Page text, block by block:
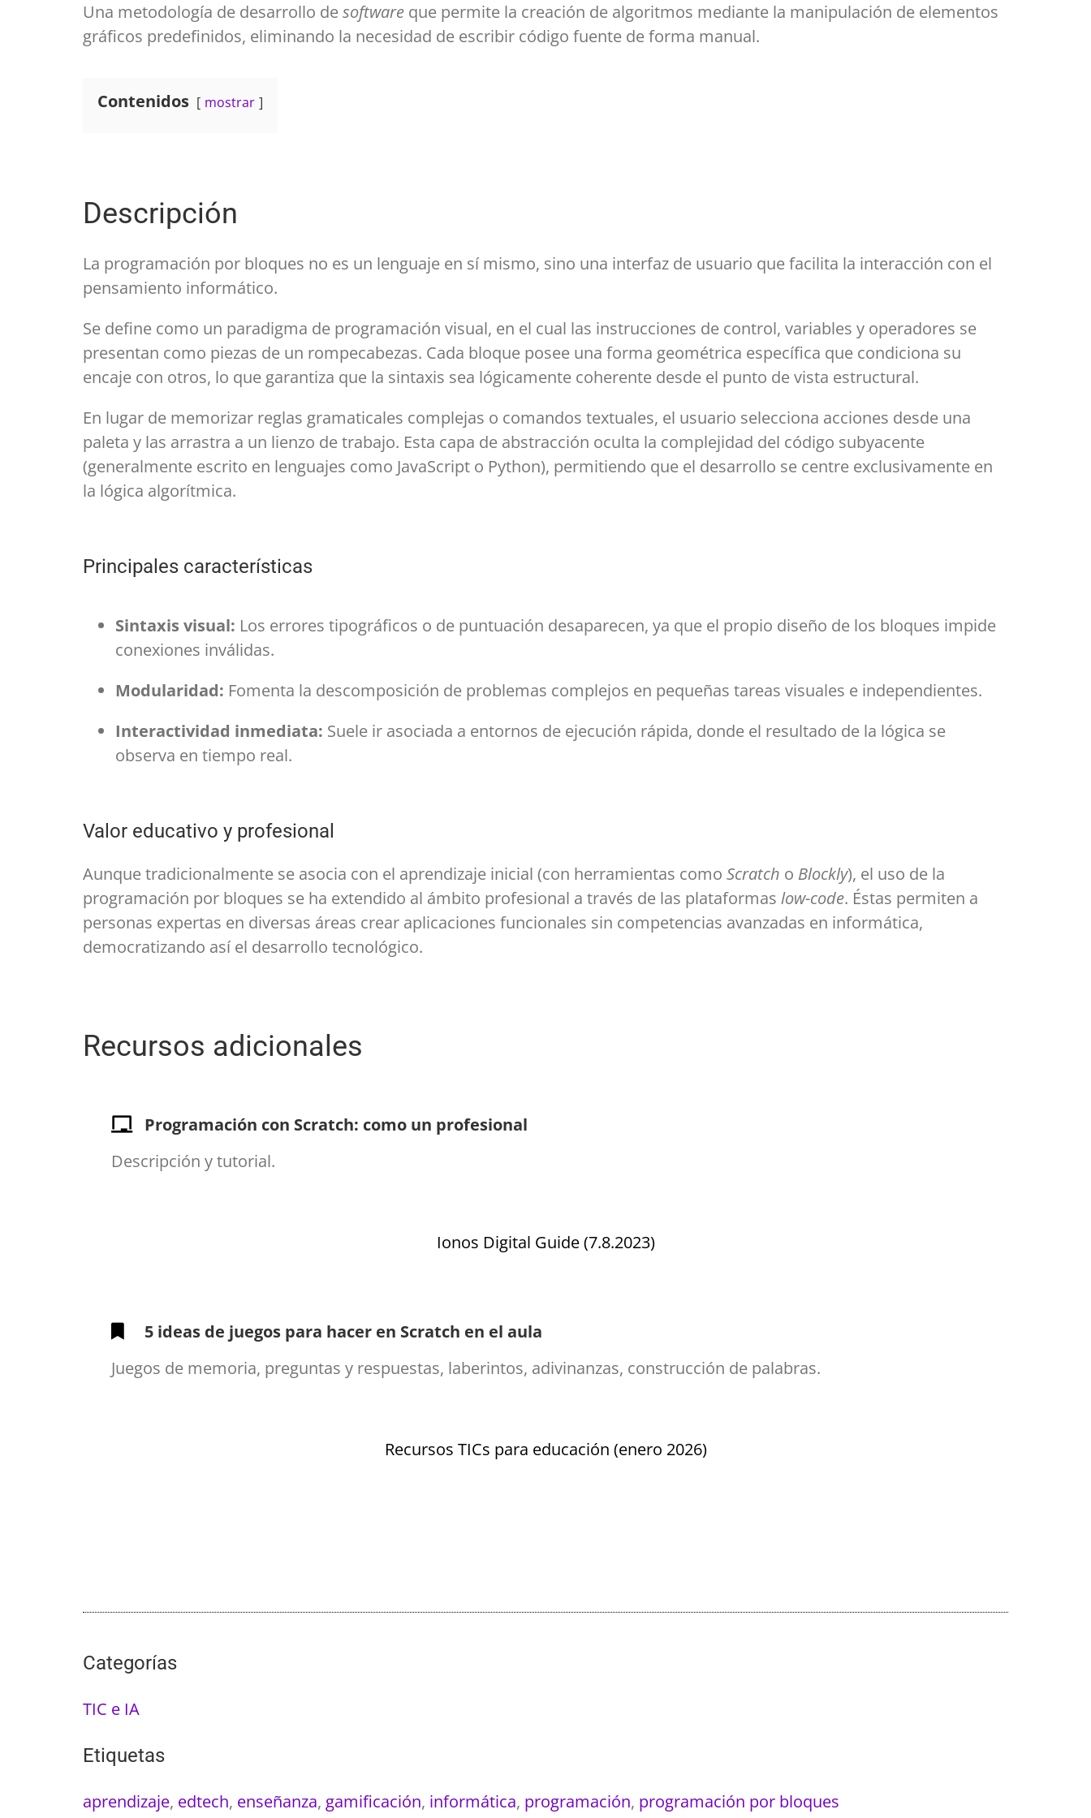
Una metodología de desarrollo desoftwareque permite la creación de algoritmos mediante la manipulación de elementos
gráficos predefinidos, eliminando la necesidad de escribir código fuente de forma manual.
Contenidos mostrar
Descripción
La programación por bloques no es un lenguaje en sí mismo, sino una interfaz de usuario que facilita la interacción con el
pensamiento informático.
Se define como un paradigma de programación visual, en el cual las instrucciones de control, variables y operadores se
presentan como piezas de un rompecabezas. Cada bloque posee una forma geométrica específica que condiciona su
encaje con otros, lo que garantiza que la sintaxis sea lógicamente coherente desde el punto de vista estructural.
En lugar de memorizar reglas gramaticales complejas o comandos textuales, el usuario selecciona acciones desde una
paleta y las arrastra a un lienzo de trabajo. Esta capa de abstracción oculta la complejidad del código subyacente
(generalmente escrito en lenguajes como JavaScript o Python), permitiendo que el desarrollo se centre exclusivamente en
la lógica algorítmica.
Principales características
Sintaxis visual: Los errores tipográficos o de puntuación desaparecen, ya que el propio diseño de los bloques impide
conexiones inválidas.
Modularidad: Fomenta la descomposición de problemas complejos en pequeñas tareas visuales e independientes.
Interactividad inmediata: Suele ir asociada a entornos de ejecución rápida, donde el resultado de la lógica se
observa en tiempo real.
Valor educativo y profesional
Aunque tradicionalmente se asocia con el aprendizaje inicial (con herramientas como Scratch o Blockly), el uso de la
programación por bloques se ha extendido al ámbito profesional a través de las plataformas low-code. Éstas permiten a
personas expertas en diversas áreas crear aplicaciones funcionales sin competencias avanzadas en informática,
democratizando así el desarrollo tecnológico.
Recursos adicionales
Pro­gra­ma­ción con Scratch: como un pro­fe­sio­nal
Descripción y tutorial.
Ionos Digital Guide (7.8.2023)
5 ideas de juegos para hacer en Scratch en el aula
Juegos de memoria, preguntas y respuestas, laberintos, adivinanzas, construcción de palabras.
Recursos TICs para educación (enero 2026)
Categorías
TIC e IA
Etiquetas
aprendizaje, edtech, enseñanza, gamificación, informática, programación, programación por bloques